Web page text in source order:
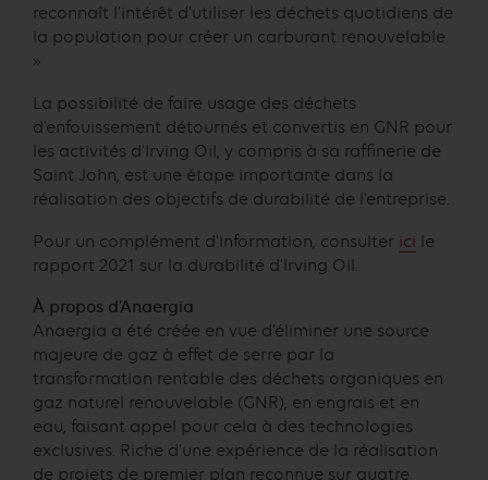
reconnaît l’intérêt d’utiliser les déchets quotidiens de
la population pour créer un carburant renouvelable.
»
La possibilité de faire usage des déchets
d’enfouissement détournés et convertis en GNR pour
les activités d’Irving Oil, y compris à sa raffinerie de
Saint John, est une étape importante dans la
réalisation des objectifs de durabilité de l’entreprise.
Pour un complément d’information, consulter ici le
rapport 2021 sur la durabilité d’Irving Oil.
À propos d’Anaergia
Anaergia a été créée en vue d’éliminer une source
majeure de gaz à effet de serre par la
transformation rentable des déchets organiques en
gaz naturel renouvelable (GNR), en engrais et en
eau, faisant appel pour cela à des technologies
exclusives. Riche d’une expérience de la réalisation
de projets de premier plan reconnue sur quatre